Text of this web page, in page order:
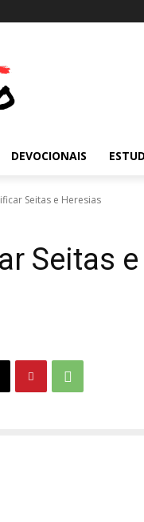
DEVOCIONAIS
Seitas e Heresias
Seitas